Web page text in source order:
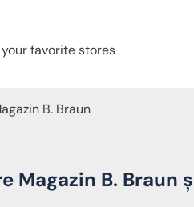
favorite stores
B. Braun
Magazin B. Braun